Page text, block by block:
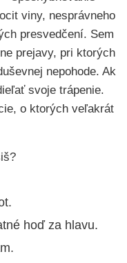
viny, nesprávneho
presvedčení. Sem
prejavy, pri ktorých
nepohode. Ak
svoje trápenie.
o ktorých veľakrát
hoď za hlavu.